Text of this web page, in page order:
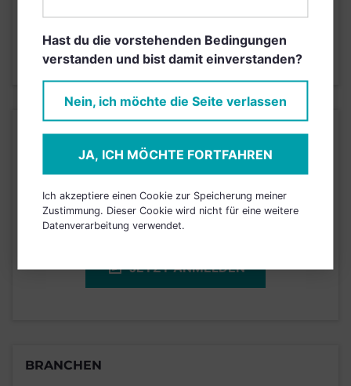
Stand 30.10.2023
KURSENTWICKLUNG
registrieren, um dieses Feature
freizuschalten.
JETZT ANMELDEN
BRANCHEN
Hast du die vorstehenden Bedingungen
verstanden und bist damit einverstanden?
Nein, ich möchte die Seite verlassen
JA, ICH MÖCHTE FORTFAHREN
Ich akzeptiere einen Cookie zur Speicherung meiner
Zustimmung. Dieser Cookie wird nicht für eine weitere
Datenverarbeitung verwendet.